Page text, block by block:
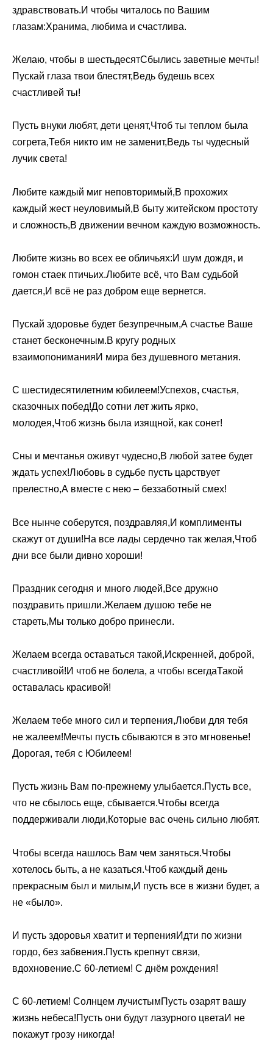
здравствовать.И чтобы читалось по Вашим
глазам:Хранима, любима и счастлива.
Желаю, чтобы в шестьдесятСбылись заветные мечты!
Пускай глаза твои блестят,Ведь будешь всех
счастливей ты!
Пусть внуки любят, дети ценят,Чтоб ты теплом была
согрета,Тебя никто им не заменит,Ведь ты чудесный
лучик света!
Любите каждый миг неповторимый,В прохожих
каждый жест неуловимый,В быту житейском простоту
и сложность,В движении вечном каждую возможность.
Любите жизнь во всех ее обличьях:И шум дождя, и
гомон стаек птичьих.Любите всё, что Вам судьбой
дается,И всё не раз добром еще вернется.
Пускай здоровье будет безупречным,А счастье Ваше
станет бесконечным.В кругу родных
взаимопониманияИ мира без душевного метания.
С шестидесятилетним юбилеем!Успехов, счастья,
сказочных побед!До сотни лет жить ярко,
молодея,Чтоб жизнь была изящной, как сонет!
Сны и мечтанья оживут чудесно,В любой затее будет
ждать успех!Любовь в судьбе пусть царствует
прелестно,А вместе с нею – беззаботный смех!
Все нынче соберутся, поздравляя,И комплименты
скажут от души!На все лады сердечно так желая,Чтоб
дни все были дивно хороши!
Праздник сегодня и много людей,Все дружно
поздравить пришли.Желаем душою тебе не
стареть,Мы только добро принесли.
Желаем всегда оставаться такой,Искренней, доброй,
счастливой!И чтоб не болела, а чтобы всегдаТакой
оставалась красивой!
Желаем тебе много сил и терпения,Любви для тебя
не жалеем!Мечты пусть сбываются в это мгновенье!
Дорогая, тебя с Юбилеем!
Пусть жизнь Вам по-прежнему улыбается.Пусть все,
что не сбылось еще, сбывается.Чтобы всегда
поддерживали люди,Которые вас очень сильно любят.
Чтобы всегда нашлось Вам чем заняться.Чтобы
хотелось быть, а не казаться.Чтоб каждый день
прекрасным был и милым,И пусть все в жизни будет, а
не «было».
И пусть здоровья хватит и терпенияИдти по жизни
гордо, без забвения.Пусть крепнут связи,
вдохновение.С 60-летием! С днём рождения!
С 60-летием! Солнцем лучистымПусть озарят вашу
жизнь небеса!Пусть они будут лазурного цветаИ не
покажут грозу никогда!